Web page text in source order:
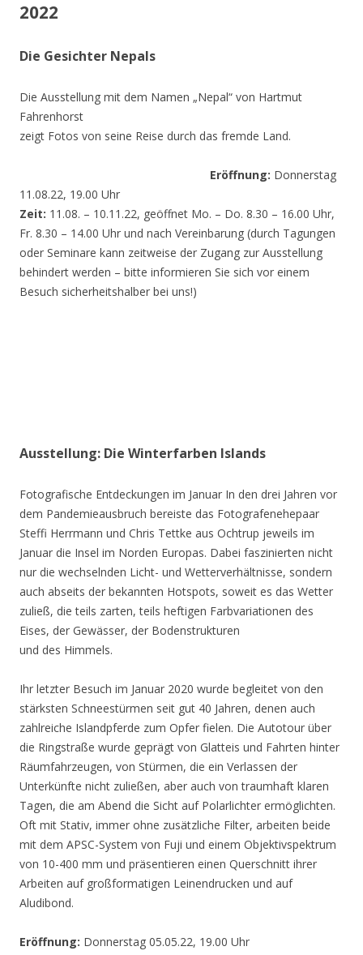
2022
Die Gesichter Nepals
Die Ausstellung mit dem Namen „Nepal“ von Hartmut
Fahrenhorst
zeigt Fotos von seine Reise durch das fremde Land.
Eröffnung: Donnerstag
11.08.22, 19.00 Uhr
Zeit: 11.08. – 10.11.22, geöffnet Mo. – Do. 8.30 – 16.00 Uhr,
Fr. 8.30 – 14.00 Uhr und nach Vereinbarung (durch Tagungen
oder Seminare kann zeitweise der Zugang zur Ausstellung
behindert werden – bitte informieren Sie sich vor einem
Besuch sicherheitshalber bei uns!)
Ausstellung: Die Winterfarben Islands
Fotografische Entdeckungen im Januar In den drei Jahren vor
dem Pandemieausbruch bereiste das Fotografenehepaar
Steffi Herrmann und Chris Tettke aus Ochtrup jeweils im
Januar die Insel im Norden Europas. Dabei faszinierten nicht
nur die wechselnden Licht- und Wetterverhältnisse, sondern
auch abseits der bekannten Hotspots, soweit es das Wetter
zuließ, die teils zarten, teils heftigen Farbvariationen des
Eises, der Gewässer, der Bodenstrukturen
und des Himmels.
Ihr letzter Besuch im Januar 2020 wurde begleitet von den
stärksten Schneestürmen seit gut 40 Jahren, denen auch
zahlreiche Islandpferde zum Opfer fielen. Die Autotour über
die Ringstraße wurde geprägt von Glatteis und Fahrten hinter
Räumfahrzeugen, von Stürmen, die ein Verlassen der
Unterkünfte nicht zuließen, aber auch von traumhaft klaren
Tagen, die am Abend die Sicht auf Polarlichter ermöglichten.
Oft mit Stativ, immer ohne zusätzliche Filter, arbeiten beide
mit dem APSC-System von Fuji und einem Objektivspektrum
von 10-400 mm und präsentieren einen Querschnitt ihrer
Arbeiten auf großformatigen Leinendrucken und auf
Aludibond.
Eröffnung: Donnerstag 05.05.22, 19.00 Uhr